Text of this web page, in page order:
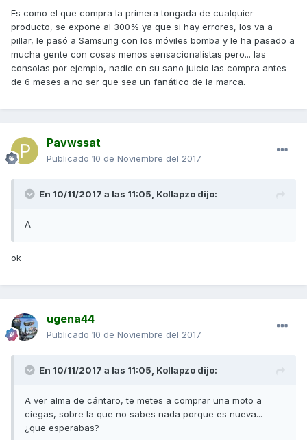
Es como el que compra la primera tongada de cualquier
producto, se expone al 300% ya que si hay errores, los va a
pillar, le pasó a Samsung con los móviles bomba y le ha pasado a
mucha gente con cosas menos sensacionalistas pero... las
consolas por ejemplo, nadie en su sano juicio las compra antes
de 6 meses a no ser que sea un fanático de la marca.
Pavwssat
Publicado 10 de Noviembre del 2017
En 10/11/2017 a las 11:05, Kollapzo dijo:
A
ok
ugena44
Publicado 10 de Noviembre del 2017
En 10/11/2017 a las 11:05, Kollapzo dijo:
A ver alma de cántaro, te metes a comprar una moto a
ciegas, sobre la que no sabes nada porque es nueva...
¿que esperabas?